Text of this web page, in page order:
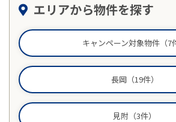
選ばれる理由
お客様の声
よくあるご質問
エリアから物件を探す
キャンペーン対象物件（7
長岡（19件）
見附（3件）